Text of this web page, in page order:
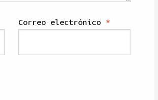
Correo electrónico *